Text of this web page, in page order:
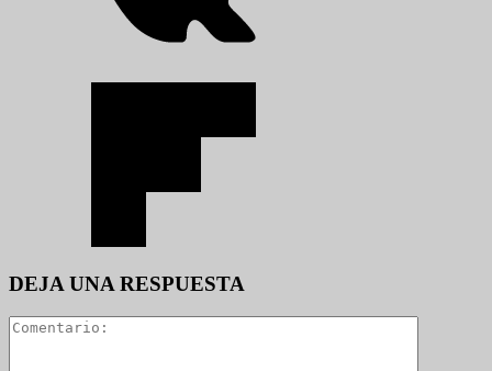
DEJA UNA RESPUESTA